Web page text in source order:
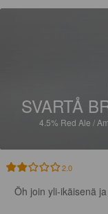
SVARTÅ
4.5% Red Ale /
2.0
Öh join yli-ikäisenä